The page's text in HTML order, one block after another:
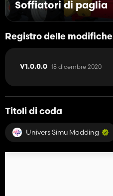
Soffiatori di paglia
Registro delle modifiche
V1.0.0.0 18 dicembre 2020
Titoli di coda
Univers Simu Modding